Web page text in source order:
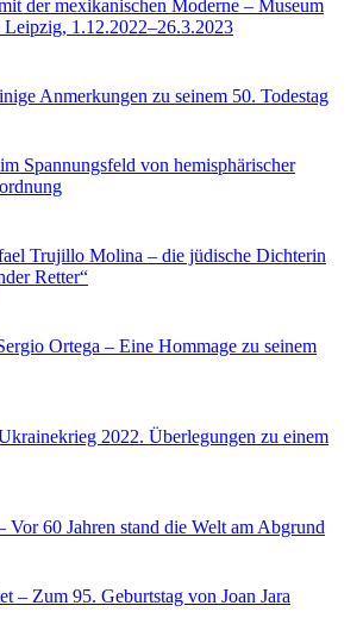
der mexikanischen Moderne – Museum
1.12.2022–26.3.2023
Anmerkungen zu seinem 50. Todestag
Spannungsfeld von hemisphärischer
Trujillo Molina – die jüdische Dichterin
Retter“
Ortega – Eine Hommage zu seinem
2022. Überlegungen zu einem
60 Jahren stand die Welt am Abgrund
– Zum 95. Geburtstag von Joan Jara